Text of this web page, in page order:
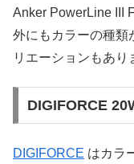
Anker PowerLine III
外にもカラーの種類
リエーションもあり
DIGIFORCE
DIGIFORCE はカラ